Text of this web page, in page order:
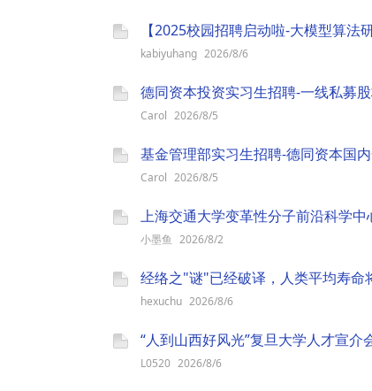
【2025校园招聘启动啦-大模型算法
kabiyuhang 2026/8/6
德同资本投资实习生招聘-一线私募
Carol 2026/8/5
基金管理部实习生招聘-德同资本国
Carol 2026/8/5
小墨鱼 2026/8/2
hexuchu 2026/8/6
“人到山西好风光”复旦大学人才宣
L0520 2026/8/6